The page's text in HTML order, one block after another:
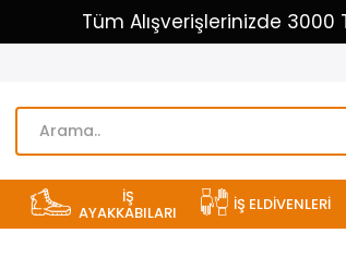
Tüm Alışverişlerinizde 3000
İŞ
AYAKKABILARI İŞ ELDİVENLERİ